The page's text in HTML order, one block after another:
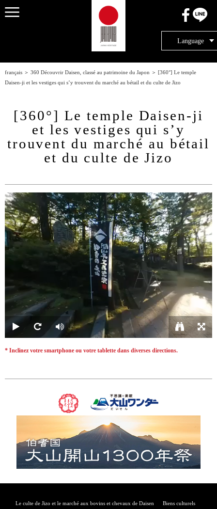
Language
français ＞ 360 Découvrir Daisen, classé au patrimoine du Japon ＞ [360°] Le temple
Daisen-ji et les vestiges qui s’y trouvent du marché au bétail et du culte de Jizo
[360°] Le temple Daisen-ji
et les vestiges qui s’y
trouvent du marché au bétail
et du culte de Jizo
* Inclinez votre smartphone ou votre tablette dans diverses directions.
Le culte de Jizo et le marché aux bovins et chevaux de Daisen Biens culturels